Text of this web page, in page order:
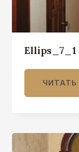
Ellips_7_1